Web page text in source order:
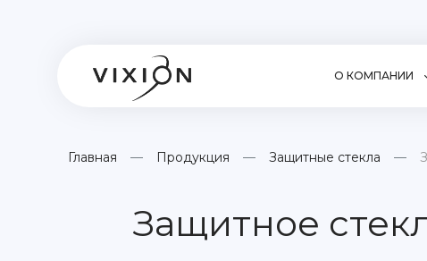
О КОМПАНИИ
Главная Продукция Защитные стекла
Защитное